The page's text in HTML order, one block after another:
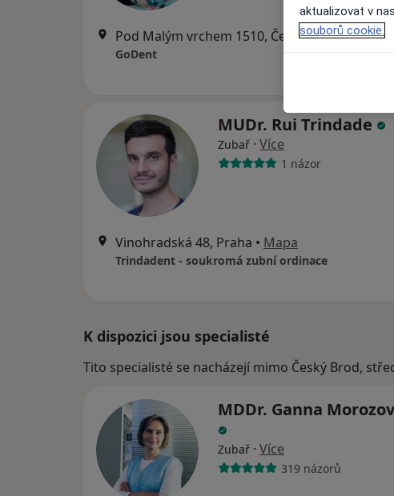
Pod Malým vrchem 1510, Český Brod•Mapa
GoDent
MUDr. Rui Trindade
Zubař · Více
1 názor
Vinohradská 48, Praha • Mapa
Trindadent - soukromá zubní ordinace
K dispozici jsou specialisté
Tito specialisté se nacházejí mimo Český Brod,
MDDr. Ganna
Zubař · Více
319 názorů
aktualizovat v
souborů cookie.